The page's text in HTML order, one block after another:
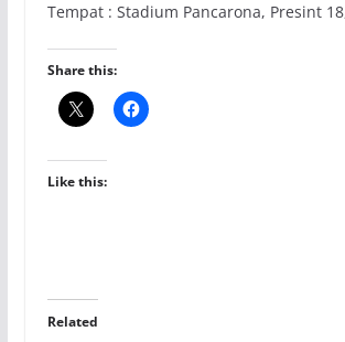
Tempat : Stadium Pancarona, Presint
Share this:
Like this:
Related